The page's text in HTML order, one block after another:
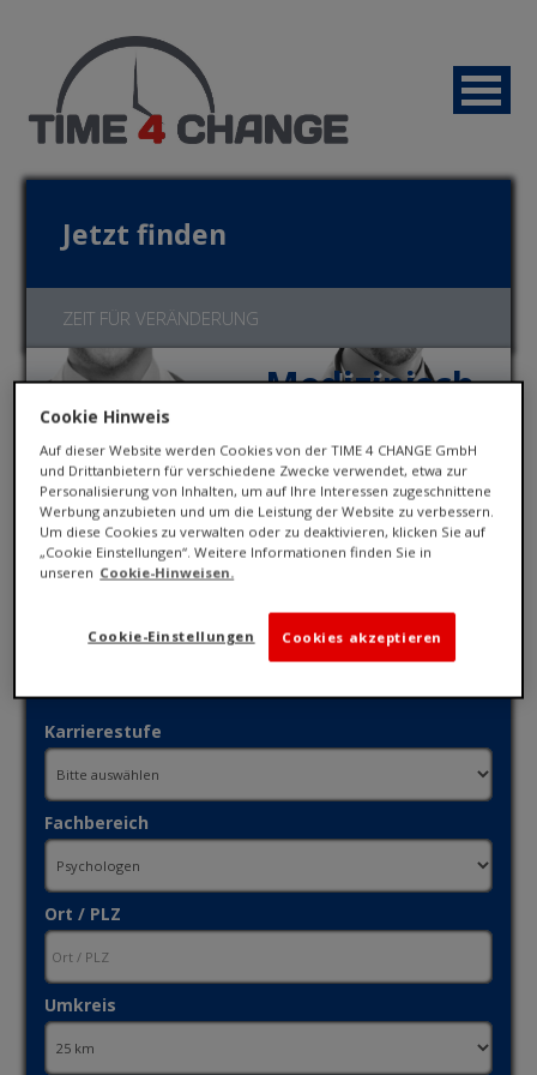
Jetzt bewerben!
Jetzt finden
ZEIT FÜR VERÄNDERUNG
Medizinisch
Karrierestufe
Fachbereich
Ort / PLZ
Umkreis
Cookie Hinweis
Auf dieser Website werden Cookies von der TIME 4 CHANGE GmbH
und Drittanbietern für verschiedene Zwecke verwendet, etwa zur
Personalisierung von Inhalten, um auf Ihre Interessen zugeschnittene
Werbung anzubieten und um die Leistung der Website zu verbessern.
Um diese Cookies zu verwalten oder zu deaktivieren, klicken Sie auf
„Cookie Einstellungen“. Weitere Informationen finden Sie in
unseren Cookie-Hinweisen.
Cookies akzeptieren
Cookie-Einstellungen